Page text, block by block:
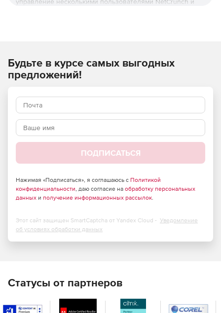
Будьте в курсе самых выгодных
предложений!
ПОДПИСАТЬСЯ
Нажимая «Подписаться», я соглашаюсь с Политикой
конфиденциальности, даю согласие на обработку персональных
данных и получение информационных рассылок.
Этот сайт защищен SmartCaptcha от Yandex Cloud - Уведомление
об условиях обработки данных
Статусы от партнеров